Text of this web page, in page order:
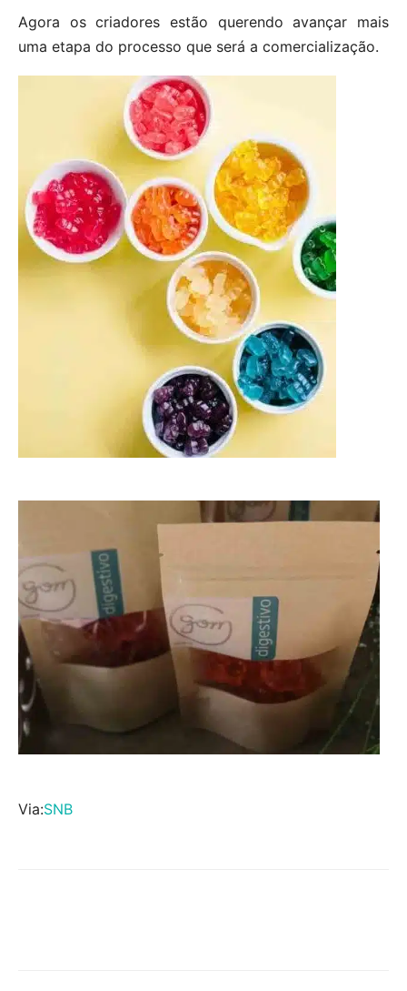
Agora os criadores estão querendo avançar mais
uma etapa do processo que será a comercialização.
Via:SNB